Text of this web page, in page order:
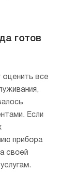
оставлять
на ней
и почитав
готов
оценить все
Если
прибора
своей